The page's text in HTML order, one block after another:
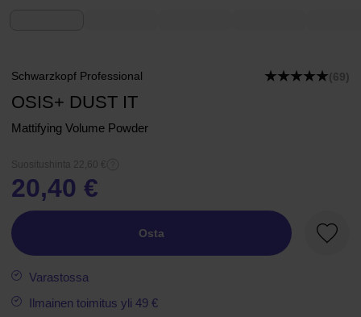
Schwarzkopf Professional (69)
OSIS+ DUST IT
Mattifying Volume Powder
Suositushinta 22,60 €
20,40 €
Osta
Varastossa
Ilmainen toimitus yli 49 €